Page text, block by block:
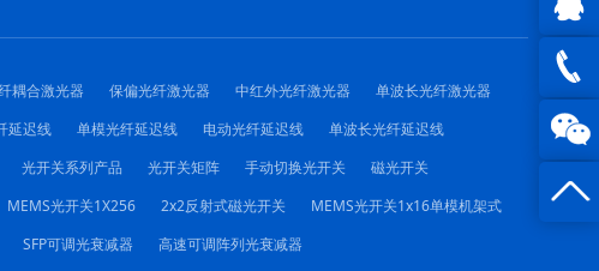
QQ在
线咨询
0816 -
耦合激光器 保偏光纤激光器 中红外光纤激光器
单波长光纤激光器
延迟线 单模光纤延迟线 电动光纤延迟线
单波长光纤延迟线
光开关系列产品 光开关矩阵 手动切换光开关
磁光开关
MEMS光开关1X256 2x2反射式磁光开关
MEMS光开关1x16单模机架式
SFP可调光衰减器
高速可调阵列光衰减器